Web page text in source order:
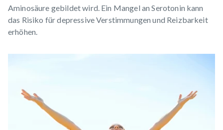
Aminosäure gebildet wird. Ein Mangel an Serotonin kann
das Risiko für depressive Verstimmungen und Reizbarkeit
erhöhen.